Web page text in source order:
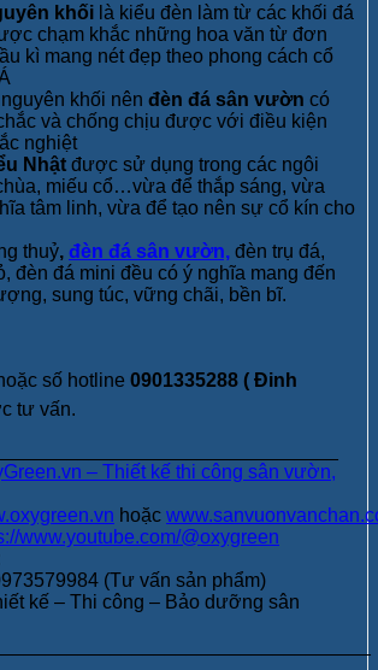
khối là kiểu đèn làm từ các khối đá
chạm khắc những hoa văn từ đơn
kì mang nét đẹp theo phong cách cổ
khối nên đèn đá sân vườn có
và chống chịu được với điều kiện
nghiệt
Nhật được sử dụng trong các ngôi
miếu cổ…vừa để thắp sáng, vừa
tâm linh, vừa để tạo nên sự cổ kín cho
thuỷ, đèn đá sân vườn, đèn trụ đá,
đèn đá mini đều có ý nghĩa mang đến
sung túc, vững chãi, bền bĩ.
số hotline 0901335288 ( Đinh
tư vấn.
– Thiết kế thi công sân vườn,
hoặc
www.youtube.com/@oxygreen
(Tư vấn sản phẩm)
kế – Thi công – Bảo dưỡng sân